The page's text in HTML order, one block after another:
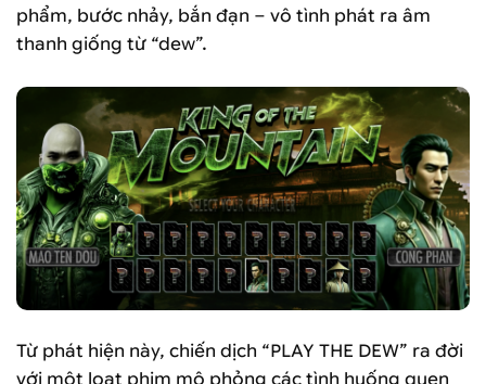
phẩm, bước nhảy, bắn đạn – vô tình phát ra âm
thanh giống từ “dew”.
Từ phát hiện này, chiến dịch “PLAY THE DEW” ra đời
với một loạt phim mô phỏng các tình huống quen